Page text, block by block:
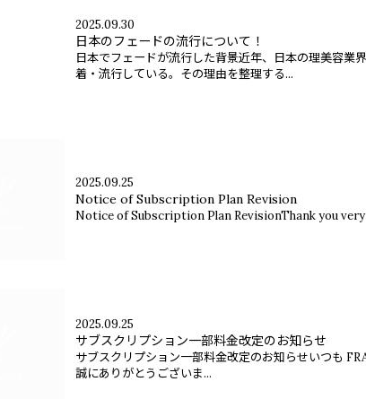
2025.09.30
日本のフェードの流行について！
日本でフェードが流行した背景近年、日本の理美容業
着・流行している。その理由を整理する...
2025.09.25
Notice of Subscription Plan Revision
Notice of Subscription Plan RevisionThank you very
2025.09.25
サブスクリプション一部料金改定のお知らせ
サブスクリプション一部料金改定のお知らせいつも
誠にありがとうございま...